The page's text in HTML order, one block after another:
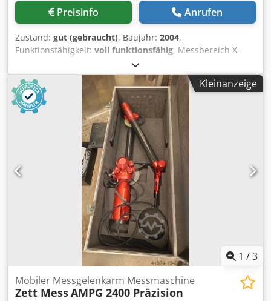
Preisinfo Anrufen
Zustand: gut (gebraucht), Baujahr: 2004,
Funktionsfähigkeit: voll funktionsfähig, Messbereich X-
, Messbereich Y-Achse:
Messbereich Z-Achse:315 mm, Zoller Hyperion 320EZ
Aufnahmen für Miyano, Boley, und Index Maschinen
Chedpjwwl S Hsfx Amvea
Kleinanzeige
1 /3
Mobiler Messgelenkarm Messmaschine
Zett MessAMPG 2400 Präzision